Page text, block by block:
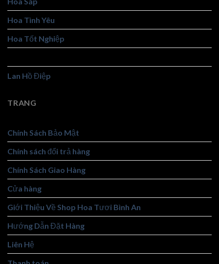
Hoa Tình Yêu
Hoa Tốt Nghiệp
Lan Hồ Điệp
TRANG
Chính Sách Bảo Mật
Chính sách đổi trả hàng
Chính Sách Giao Hàng
Cửa hàng
Giới Thiệu Về Shop Hoa Tươi Bình An
Hướng Dẫn Đặt Hàng
Liên Hệ